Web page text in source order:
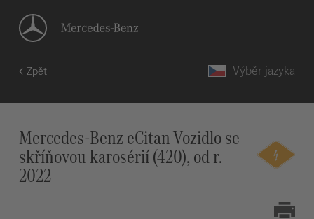
Zpět Výběr jazyka
Mercedes-Benz eCitan Vozidlo se
skříňovou karosérií (420), od r.
2022